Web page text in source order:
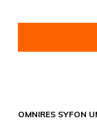
OMNIRES SYFON